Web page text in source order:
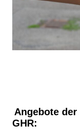
Angebote
GHR: